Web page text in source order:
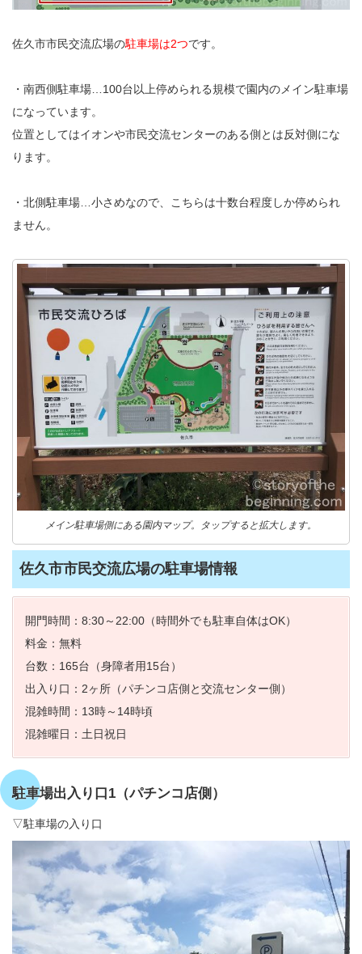
佐久市市民交流広場の駐車場は2つです。
・南西側駐車場…100台以上停められる規模で園内のメイン駐車場
になっています。
位置としてはイオンや市民交流センターのある側とは反対側にな
ります。
・北側駐車場…小さめなので、こちらは十数台程度しか停められ
ません。
メイン駐車場側にある園内マップ。タップすると拡大します。
佐久市市民交流広場の駐車場情報
開門時間：8:30～22:00（時間外でも駐車自体はOK）
料金：無料
台数：165台（身障者用15台）
出入り口：2ヶ所（パチンコ店側と交流センター側）
混雑時間：13時～14時頃
混雑曜日：土日祝日
駐車場出入り口1（パチンコ店側）
▽駐車場の入り口